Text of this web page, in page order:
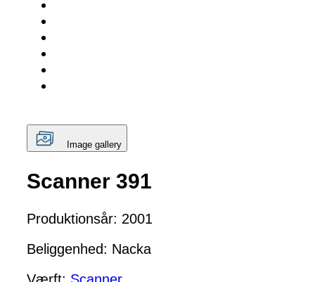
Image gallery
Scanner 391
Produktionsår: 2001
Beliggenhed: Nacka